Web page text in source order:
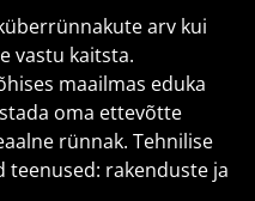
arv kui
vastu kaitsta.
maailmas eduka
oma ettevõtte
rünnak. Tehnilise
rakenduste ja